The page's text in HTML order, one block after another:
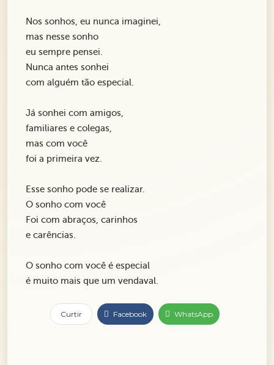
Nos sonhos, eu nunca imaginei,
mas nesse sonho
eu sempre pensei.
Nunca antes sonhei
com alguém tão especial.
Já sonhei com amigos,
familiares e colegas,
mas com você
foi a primeira vez.
Esse sonho pode se realizar.
O sonho com você
Foi com abraços, carinhos
e carências.
O sonho com você é especial
é muito mais que um vendaval.
Curtir Facebook WhatsApp